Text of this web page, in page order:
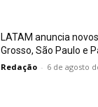
LATAM anuncia
Grosso, São Paulo e
Redação - 6 de agosto